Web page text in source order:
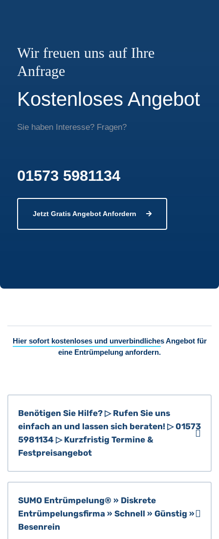
Wir freuen uns auf Ihre
Anfrage
Kostenloses Angebot
Sie haben Interesse? Fragen?
01573 5981134
Jetzt Gratis Angebot Anfordern
Hier sofort kostenloses und unverbindliches Angebot für
eine Entrümpelung anfordern.
Benötigen Sie Hilfe? ▷ Rufen Sie uns
einfach an und lassen sich beraten! ▷ 01573
5981134 ▷ Kurzfristig Termine &
Festpreisangebot
SUMO Entrümpelung® » Diskrete
Entrümpelungsfirma » Schnell » Günstig »
Besenrein